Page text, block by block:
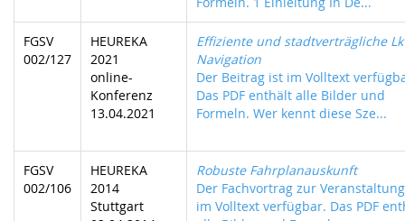
FGSV
002/127
HEUREKA
2021
online-
Konferenz
13.04.2021
Effiziente und stadtverträgliche
Navigation
Der Beitrag ist im Volltext
Das PDF enthält alle Bilder und
Formeln. Wer kennt diese Sze...
FGSV
002/106
HEUREKA
2014
Stuttgart
Robuste Fahrplanauskunft
Der Fachvortrag zur
im Volltext verfügbar. Das PDF